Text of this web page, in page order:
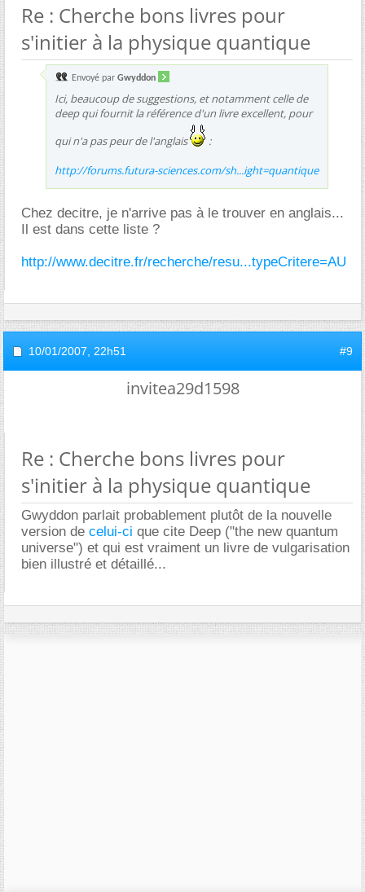
Re : Cherche bons livres pour
s'initier à la physique quantique
Envoyé par Gwyddon
Ici, beaucoup de suggestions, et notamment celle de
deep qui fournit la référence d'un livre excellent, pour
qui n'a pas peur de l'anglais
:
http://forums.futura-sciences.com/sh...ight=quantique
Chez decitre, je n'arrive pas à le trouver en anglais...
Il est dans cette liste ?
http://www.decitre.fr/recherche/resu...typeCritere=AU
10/01/2007, 22h51 #9
invitea29d1598
Re : Cherche bons livres pour
s'initier à la physique quantique
Gwyddon parlait probablement plutôt de la nouvelle
version de celui-ci que cite Deep ("the new quantum
universe") et qui est vraiment un livre de vulgarisation
bien illustré et détaillé...